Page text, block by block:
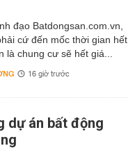
đạo Batdongsan.com.vn,
cứ đến mốc thời gian hết
là chung cư sẽ hết giá...
16 giờ trước
dự án bất động